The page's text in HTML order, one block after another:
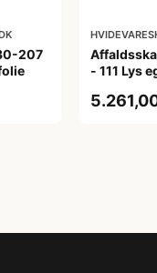
207
- 111 Lys